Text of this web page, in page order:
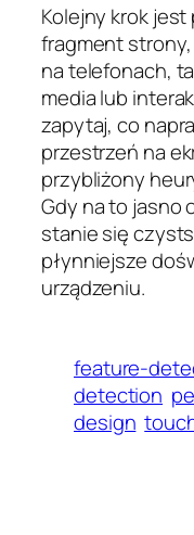
Kolejny krok
fragment
na telefonach,
media lub
zapytaj, co
przestrzeń na
przybliżony
Gdy na to jasno
stanie się
płynniejsze
urządzeniu.
feature-
detection
design